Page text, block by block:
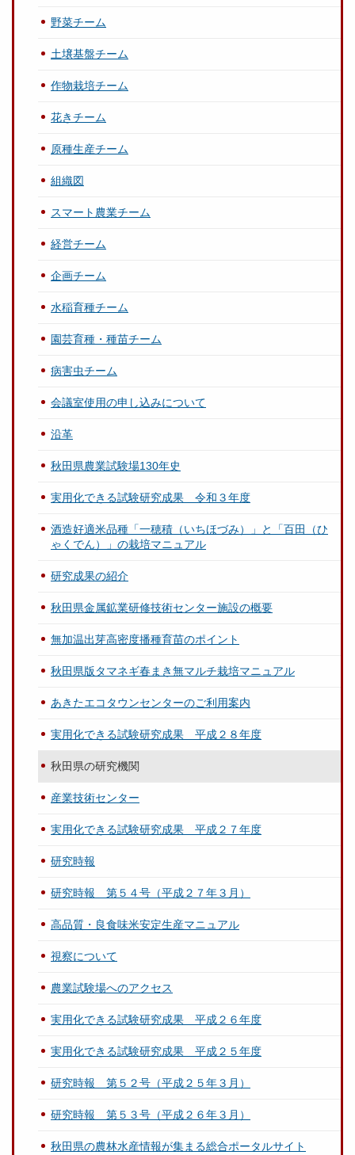
野菜チーム
土壌基盤チーム
作物栽培チーム
花きチーム
原種生産チーム
組織図
スマート農業チーム
経営チーム
企画チーム
水稲育種チーム
園芸育種・種苗チーム
病害虫チーム
会議室使用の申し込みについて
沿革
秋田県農業試験場130年史
実用化できる試験研究成果 令和３年度
酒造好適米品種「一穂積（いちほづみ）」と「百田（ひ
ゃくでん）」の栽培マニュアル
研究成果の紹介
秋田県金属鉱業研修技術センター施設の概要
無加温出芽高密度播種育苗のポイント
秋田県版タマネギ春まき無マルチ栽培マニュアル
あきたエコタウンセンターのご利用案内
実用化できる試験研究成果 平成２８年度
秋田県の研究機関
産業技術センター
実用化できる試験研究成果 平成２７年度
研究時報
研究時報 第５４号（平成２７年３月）
高品質・良食味米安定生産マニュアル
視察について
農業試験場へのアクセス
実用化できる試験研究成果 平成２６年度
実用化できる試験研究成果 平成２５年度
研究時報 第５２号（平成２５年３月）
研究時報 第５３号（平成２６年３月）
秋田県の農林水産情報が集まる総合ポータルサイト